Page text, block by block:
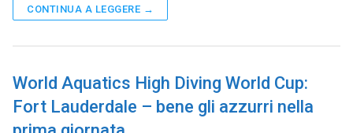
CONTINUA A LEGGERE →
World Aquatics High Diving World Cup:
Fort Lauderdale – bene gli azzurri nella